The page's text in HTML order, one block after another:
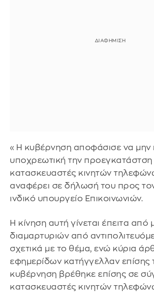
«Η κυβέρνηση αποφάσισε να μην
υποχρεωτική την προεγκατάστση
κατασκευαστές κινητών
αναφέρει σε δήλωσή του προς
ινδικό υπουργείο Επικοινωνιών.
Η κίνηση αυτή γίνεται έπειτα από
διαμαρτυριών από
σχετικά με το θέμα, ενώ κύρια
εφημερίδων κατήγγελλαν επίσης
κυβέρνηση βρέθηκε επίσης σε
κατασκευαστές κινητών